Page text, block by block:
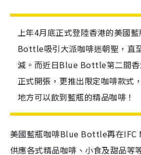
上年4月底正式登陸香港的美國
Bottle吸引大派咖啡迷朝聖，直
減。而近日Blue Bottle第二間香
正式開張，更推出限定咖啡款式
地方可以飲到藍瓶的精品咖啡！
美國藍瓶咖啡Blue Bottle再在IFC
供應各式精品咖啡、小食及甜品等